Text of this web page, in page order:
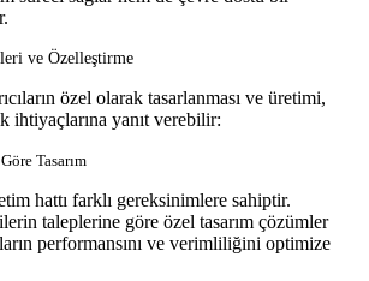
ve Özelleştirme
özel olarak tasarlanması ve üretimi,
ihtiyaçlarına yanıt verebilir:
Tasarım
hattı farklı gereksinimlere sahiptir.
taleplerine göre özel tasarım çözümler
performansını ve verimliliğini optimize